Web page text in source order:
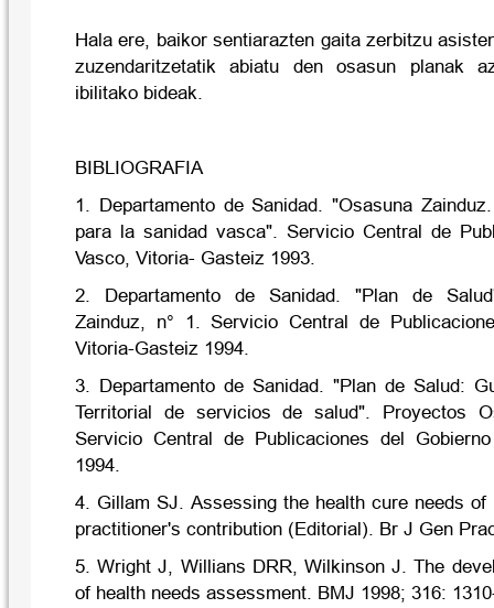
Hala ere, baikor sentiarazten gaita zerbitzu
zuzendaritzetatik abiatu den osasun planak
ibilitako bideak.
BIBLIOGRAFIA
1. Departamento de Sanidad. "Osasuna
para la sanidad vasca". Servicio Central de
Vasco, Vitoria- Gasteiz 1993.
2. Departamento de Sanidad. "Plan de
Zainduz, n° 1. Servicio Central de
Vitoria-Gasteiz 1994.
3. Departamento de Sanidad. "Plan de Salud:
Territorial de servicios de salud". Proyectos
Servicio Central de Publicaciones del
1994.
4. Gillam SJ. Assessing the health cure needs of
practitioner's contribution (Editorial). Br J Gen
5. Wright J, Willians DRR, Wilkinson J. The
of health needs assessment. BMJ 1998; 316: